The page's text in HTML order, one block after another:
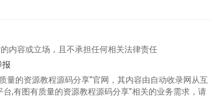
内容或立场，且不承担任何相关法律责任
报
量的资源教程源码分享”官网，其内容由自动收录网从互
,有图有质量的资源教程源码分享”相关的业务需求，请